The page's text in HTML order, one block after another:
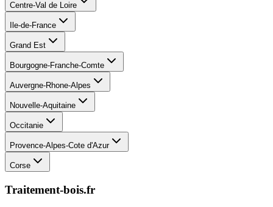
Centre-Val de Loire
Ile-de-France
Grand Est
Bourgogne-Franche-Comte
Auvergne-Rhone-Alpes
Nouvelle-Aquitaine
Occitanie
Provence-Alpes-Cote d'Azur
Corse
Traitement-bois.fr